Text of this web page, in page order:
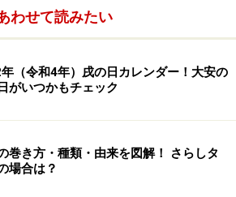
わせて読みたい
（令和4年）戌の日カレンダー！大安の
がいつかもチェック
巻き方・種類・由来を図解！ さらしタ
場合は？